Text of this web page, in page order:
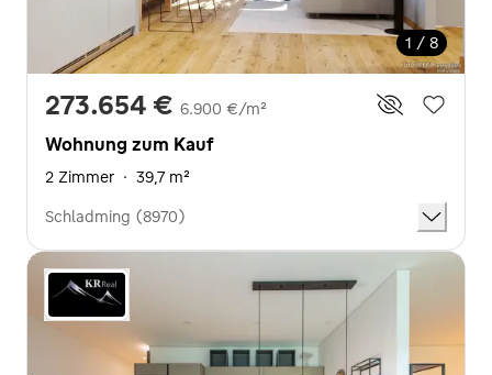
1 / 8
273.654 € 6.900 €/m²
Wohnung zum Kauf
2 Zimmer · 39,7 m²
Schladming (8970)